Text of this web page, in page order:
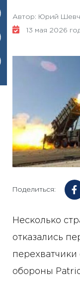
Автор: Юрий
13 мая 2026
Поделиться:
Несколько
отказались
обороны